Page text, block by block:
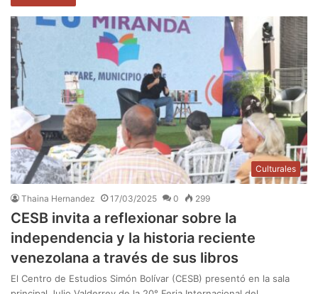
Culturales
Thaina Hernandez 17/03/2025 0 299
CESB invita a reflexionar sobre la
independencia y la historia reciente
venezolana a través de sus libros
El Centro de Estudios Simón Bolívar (CESB) presentó en la sala